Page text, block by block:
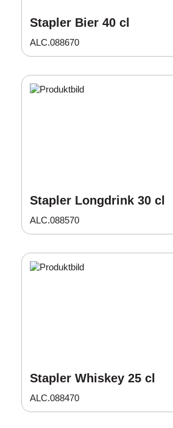
Stapler Bier 40 cl
ALC.088670
Stapler Longdrink 30 cl
ALC.088570
Stapler Whiskey 25 cl
ALC.088470